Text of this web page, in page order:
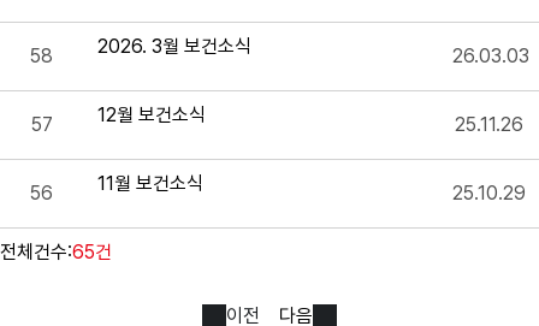
58 2026. 3월 보건소식 26.03.03
57 12월 보건소식 25.11.26
56 11월 보건소식 25.10.29
전체건수:65건
이전 다음